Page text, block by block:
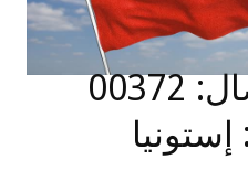
إستونيا